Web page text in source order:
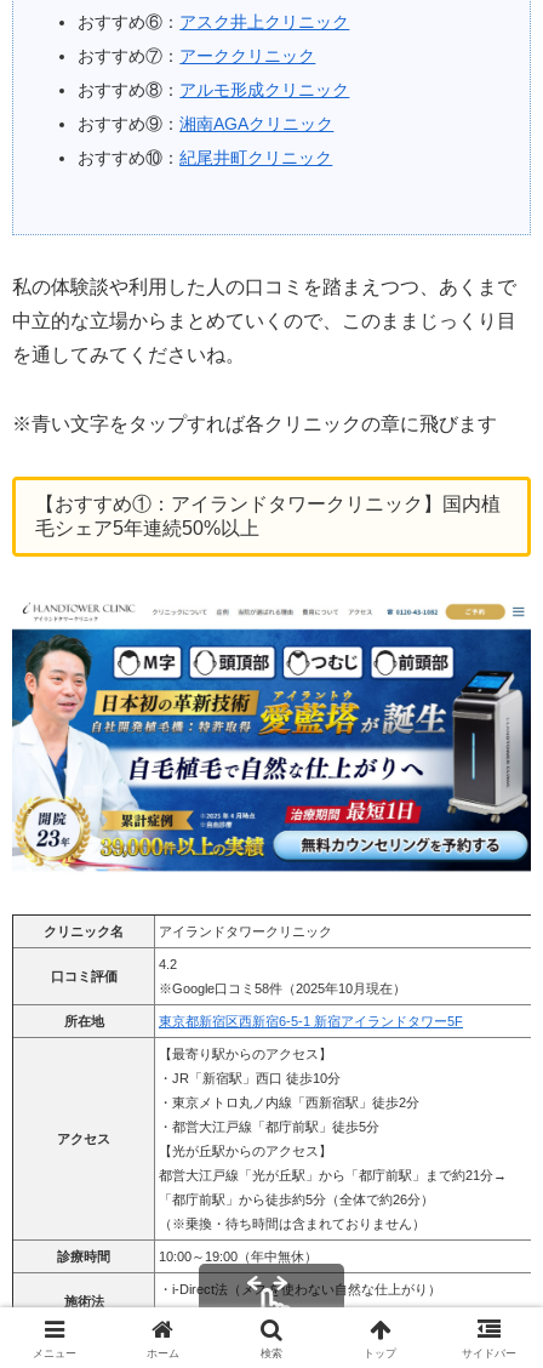
おすすめ⑥： アスク井上クリニック
おすすめ⑦： アーククリニック
おすすめ⑧： アルモ形成クリニック
おすすめ⑨：湘南AGAクリニック
おすすめ⑩：紀尾井町クリニック
私の体験談や利用した人の口コミを踏まえつつ、あくまで
中立的な立場からまとめていくので、このままじっくり目
を通してみてくださいね。
※青い文字をタップすれば各クリニックの章に飛びます
【おすすめ①：アイランドタワークリニック】国内植
毛シェア5年連続50%以上
クリニック名 アイランドタワークリニック
口コミ評価
4.2
※Google口コミ58件（2025年10月現在）
所在地 東京都新宿区西新宿6-5-1 新宿アイランドタワー5F
アクセス
【最寄り駅からのアクセス】
・JR「新宿駅」西口 徒歩10分
・東京メトロ丸ノ内線「西新宿駅」徒歩2分
・都営大江戸線「都庁前駅」徒歩5分
【光が丘駅からのアクセス】
都営大江戸線「光が丘駅」から「都庁前駅」まで約21分→
「都庁前駅」から徒歩約5分（全体で約26分）
（※乗換・待ち時間は含まれておりません）
診療時間 10:00～19:00（年中無休）
施術法
・i-Direct法（メスを使わない自然な仕上がり）
・基本治療費：220,000円
スクロールできます
メニュー ホーム 検索 トップ サイドバー